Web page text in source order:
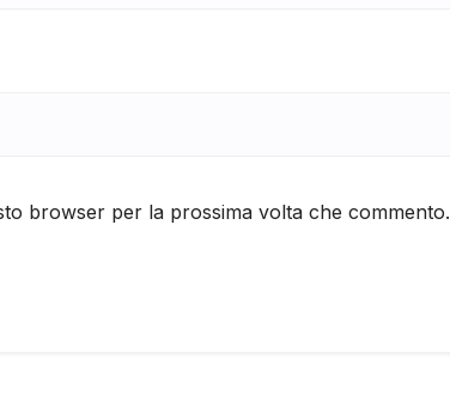
browser per la prossima volta che commento.